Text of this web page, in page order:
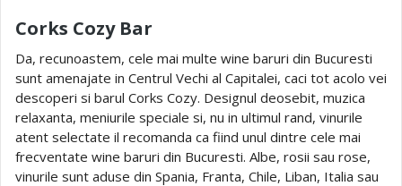
Corks Cozy Bar
Da, recunoastem, cele mai multe wine baruri din Bucuresti
sunt amenajate in Centrul Vechi al Capitalei, caci tot acolo vei
descoperi si barul Corks Cozy. Designul deosebit, muzica
relaxanta, meniurile speciale si, nu in ultimul rand, vinurile
atent selectate il recomanda ca fiind unul dintre cele mai
frecventate wine baruri din Bucuresti. Albe, rosii sau rose,
vinurile sunt aduse din Spania, Franta, Chile, Liban, Italia sau